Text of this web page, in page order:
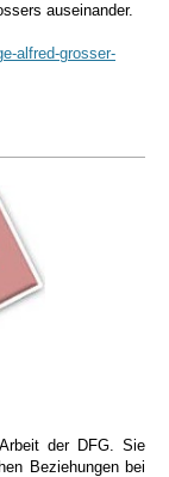
auseinander.
alfred-grosser-
der DFG. Sie
Beziehungen bei